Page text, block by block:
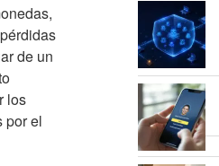
de un
los
por el